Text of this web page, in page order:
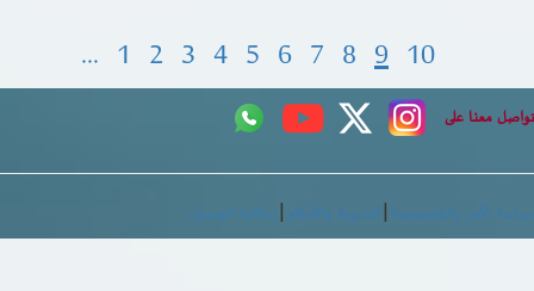
1 2 3 4 5 6 7 8 9 10
...
تواصل معنا على
سياسة الأمن والخصوصية |الشروط والأحكام |إمكانية الوصول